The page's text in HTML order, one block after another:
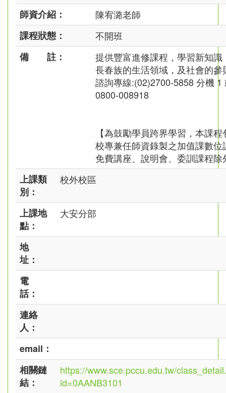
師資介紹：
陳宥潞老師
課程狀態：
不開班
備 註：
提供豐富進修課程，學習新知識
長春族的生活領域，及社會的參
諮詢專線:(02)2700-5858 分機 1
0800-008918
【為鼓勵學員跨界學習，本課
校專兼任師資錄製之加值課數位
免費講座、說明會、委訓課程除
上課類
別：
校外校區
上課地
點：
大安分部
地
址：
電
話：
連絡
人：
email：
相關鏈
結：
https://www.sce.pccu.edu.tw/
id=0AANB3101